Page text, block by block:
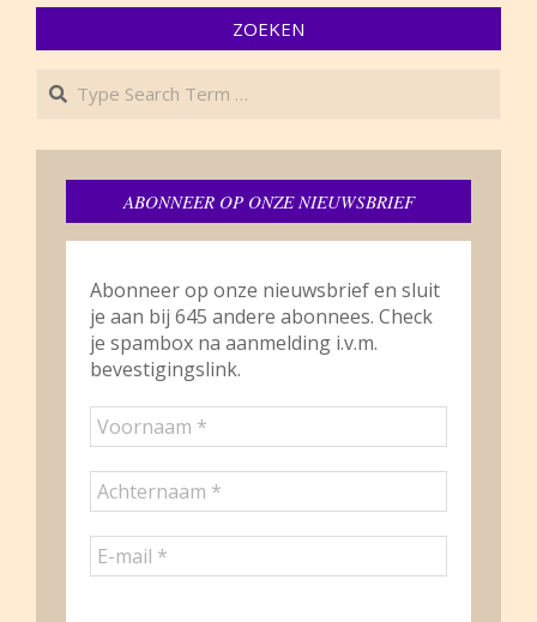
ZOEKEN
Search
ABONNEER OP ONZE NIEUWSBRIEF
Abonneer op onze nieuwsbrief en sluit
je aan bij 645 andere abonnees. Check
je spambox na aanmelding i.v.m.
bevestigingslink.